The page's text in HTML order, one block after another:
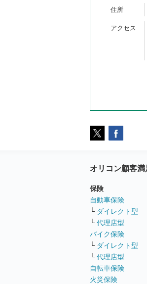
オリコン顧客
保険
自動車保険
└ ダイレクト型
└ 代理店型
バイク保険
└ ダイレクト型
└ 代理店型
自転車保険
火災保険